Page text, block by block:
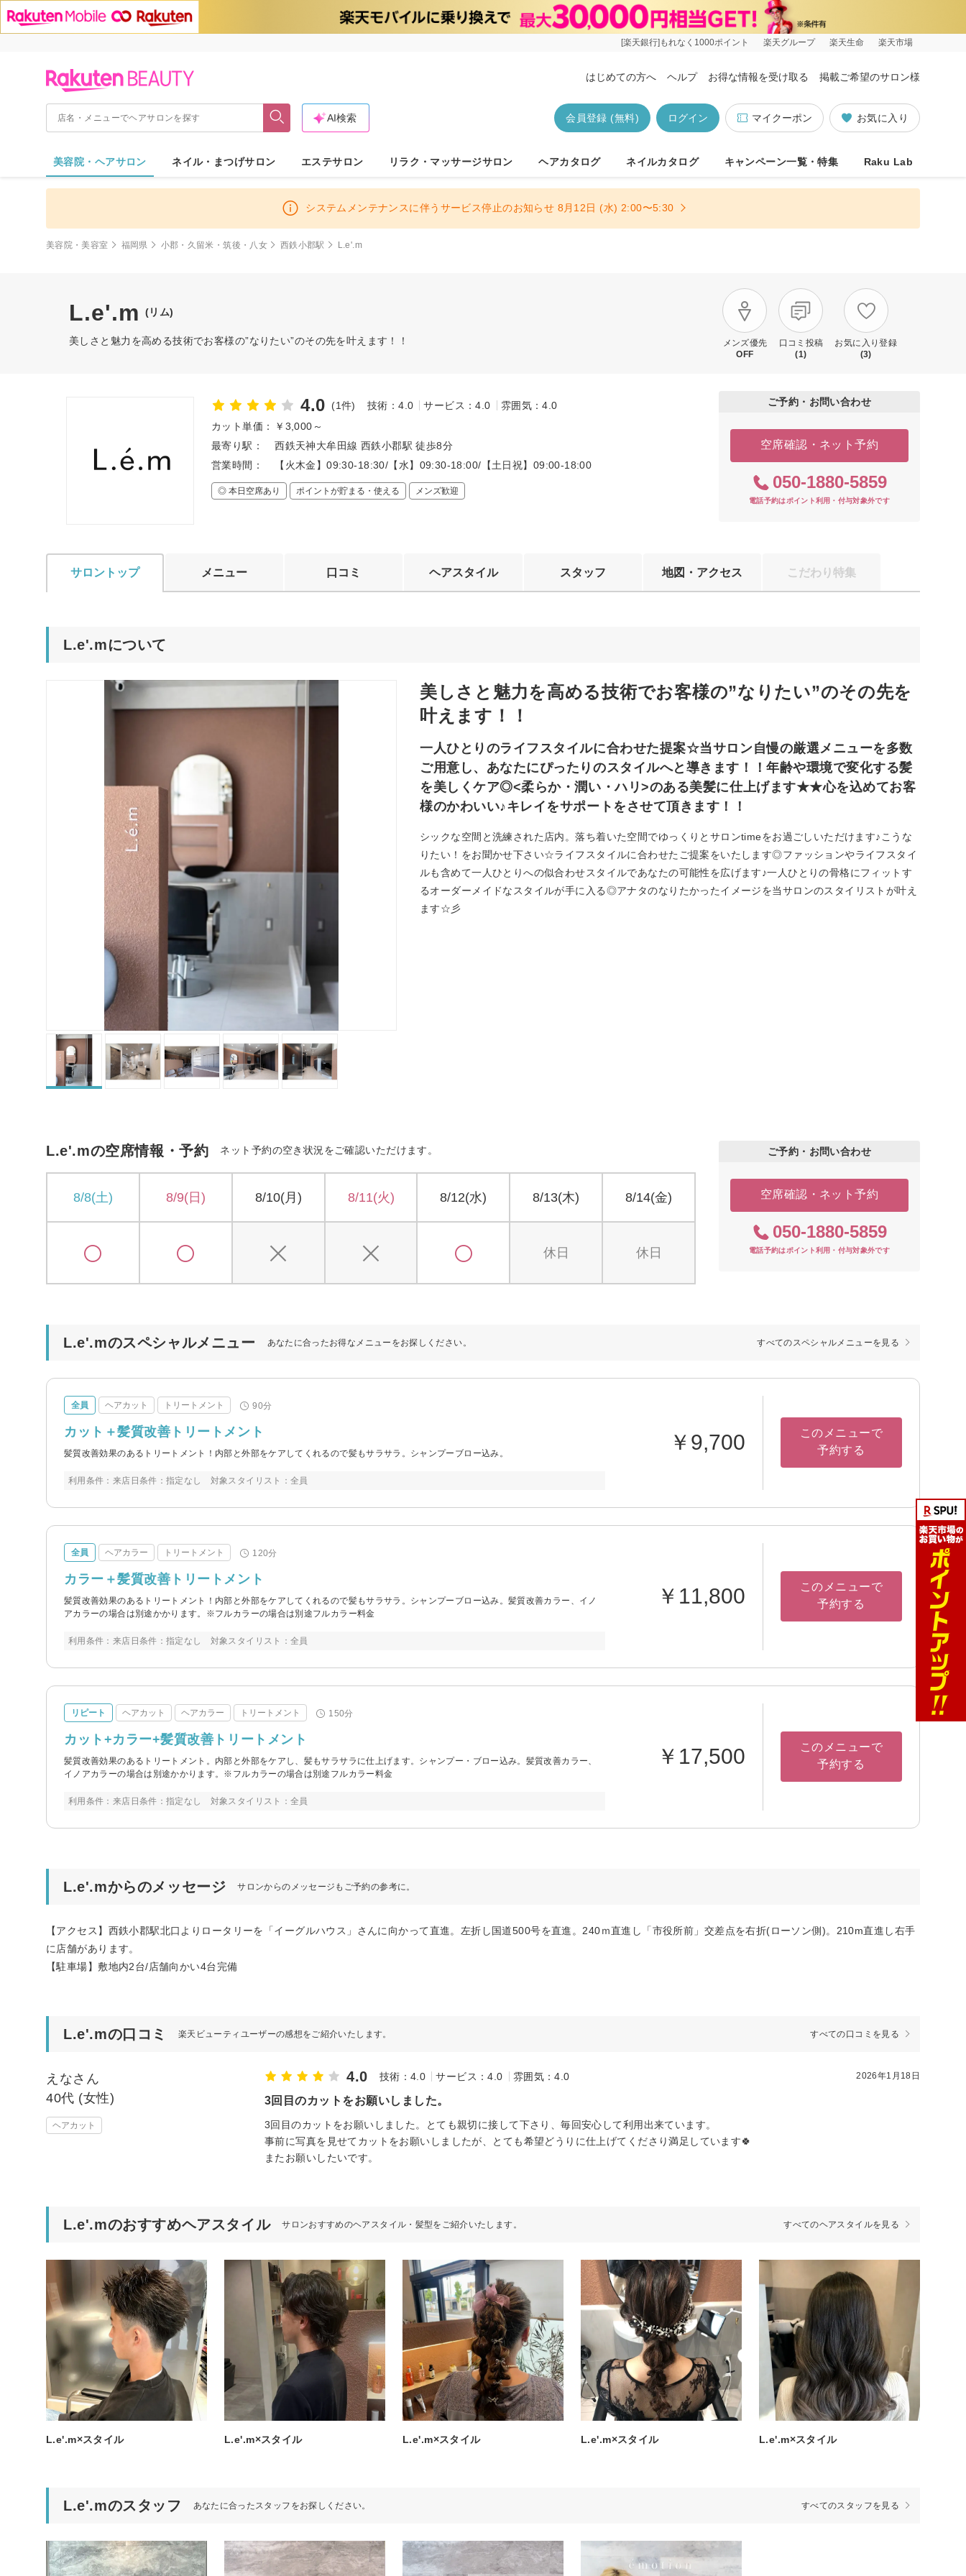
[楽天銀行]もれなく1000ポイント 楽天グループ 楽天生命 楽天市場
はじめての方へ ヘルプ お得な情報を受け取る 掲載ご希望のサロン様
お気に入り
マイクーポン
ログイン
会員登録 (無料)
AI検索
美容院・ヘアサロン ネイル・まつげサロン エステサロン リラク・マッサージサロン ヘアカタログ ネイルカタログ キャンペーン一覧・特集 Raku Lab
システムメンテナンスに伴うサービス停止のお知らせ 8月12日 (水) 2:00〜5:30
美容院・美容室 福岡県 小郡・久留米・筑後・八女 西鉄小郡駅 L.e'.m
L.e'.m (リム)
美しさと魅力を高める技術でお客様の”なりたい”のその先を叶えます！！
メンズ優先
OFF
口コミ投稿
(1)
お気に入り登録
(3)
4.0 (1件) 技術：4.0 サービス：4.0
雰囲気：4.0
カット単価：
￥3,000～
最寄り駅：
西鉄天神大牟田線 西鉄小郡駅 徒歩8分
営業時間：
【火木金】09:30-18:30/【水】09:30-18:00/【土日祝】09:00-18:00
◎ 本日空席あり ポイントが貯まる・使える メンズ歓迎
ご予約・お問い合わせ
空席確認・ネット予約
050-1880-5859
電話予約はポイント利用・付与対象外です
サロントップ メニュー 口コミ ヘアスタイル スタッフ 地図・アクセス こだわり特集
L.e'.mについて
美しさと魅力を高める技術でお客様の”なりたい”のその先を
叶えます！！
一人ひとりのライフスタイルに合わせた提案☆当サロン自慢の厳選メニューを多数
ご用意し、あなたにぴったりのスタイルへと導きます！！年齢や環境で変化する髪
を美しくケア◎<柔らか・潤い・ハリ>のある美髪に仕上げます★★心を込めてお客
様のかわいい♪キレイをサポートをさせて頂きます！！
シックな空間と洗練された店内。落ち着いた空間でゆっくりとサロンtimeをお過ごしいただけます♪こうな
りたい！をお聞かせ下さい☆ライフスタイルに合わせたご提案をいたします◎ファッションやライフスタイ
ルも含めて一人ひとりへの似合わせスタイルであなたの可能性を広げます♪一人ひとりの骨格にフィットす
るオーダーメイドなスタイルが手に入る◎アナタのなりたかったイメージを当サロンのスタイリストが叶え
ます☆彡
L.e'.mの空席情報・予約 ネット予約の空き状況をご確認いただけます。
8/8(土) 8/9(日) 8/10(月) 8/11(火) 8/12(水) 8/13(木)
休日
8/14(金)
休日
ご予約・お問い合わせ
空席確認・ネット予約
050-1880-5859
電話予約はポイント利用・付与対象外です
L.e'.mのスペシャルメニュー あなたに合ったお得なメニューをお探しください。 すべてのスペシャルメニューを見る
全員 ヘアカット トリートメント 90分
カット＋髪質改善トリートメント
髪質改善効果のあるトリートメント！内部と外部をケアしてくれるので髪もサラサラ。シャンプーブロー込み。
利用条件：来店日条件：指定なし 対象スタイリスト：全員
￥9,700
このメニューで
予約する
全員 ヘアカラー トリートメント 120分
カラー＋髪質改善トリートメント
髪質改善効果のあるトリートメント！内部と外部をケアしてくれるので髪もサラサラ。シャンプーブロー込み。髪質改善カラー、イノ
アカラーの場合は別途かかります。※フルカラーの場合は別途フルカラー料金
利用条件：来店日条件：指定なし 対象スタイリスト：全員
￥11,800
このメニューで
予約する
リピート ヘアカット ヘアカラー トリートメント 150分
カット+カラー+髪質改善トリートメント
髪質改善効果のあるトリートメント。内部と外部をケアし、髪もサラサラに仕上げます。シャンプー・ブロー込み。髪質改善カラー、
イノアカラーの場合は別途かかります。※フルカラーの場合は別途フルカラー料金
利用条件：来店日条件：指定なし 対象スタイリスト：全員
￥17,500
このメニューで
予約する
L.e'.mからのメッセージ サロンからのメッセージもご予約の参考に。
【アクセス】西鉄小郡駅北口よりロータリーを「イーグルハウス」さんに向かって直進。左折し国道500号を直進。240ｍ直進し「市役所前」交差点を右折(ローソン側)。210m直進し右手
に店舗があります。
【駐車場】敷地内2台/店舗向かい4台完備
L.e'.mの口コミ 楽天ビューティユーザーの感想をご紹介いたします。 すべての口コミを見る
えなさん
40代 (女性)
ヘアカット
4.0 技術：4.0 サービス：4.0 雰囲気：4.0 2026年1月18日
3回目のカットをお願いしました。
3回目のカットをお願いしました。とても親切に接して下さり、毎回安心して利用出来ています。
事前に写真を見せてカットをお願いしましたが、とても希望どうりに仕上げてくださり満足しています🍀
またお願いしたいです。
L.e'.mのおすすめヘアスタイル サロンおすすめのヘアスタイル・髪型をご紹介いたします。 すべてのヘアスタイルを見る
L.e'.m×スタイル L.e'.m×スタイル L.e'.m×スタイル L.e'.m×スタイル L.e'.m×スタイル
L.e'.mのスタッフ あなたに合ったスタッフをお探しください。 すべてのスタッフを見る